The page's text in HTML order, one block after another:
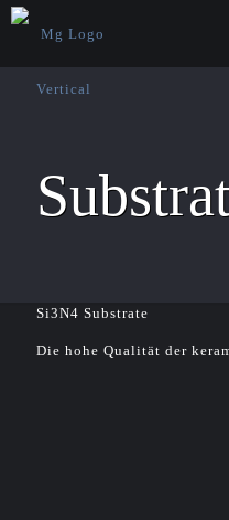
Si3N4 Substrate
Die hohe Qualität der